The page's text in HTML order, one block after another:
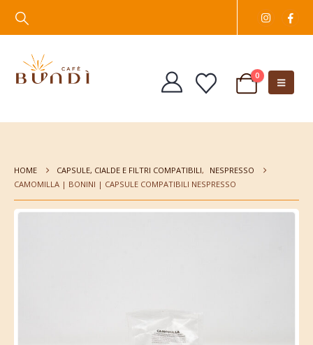
0
HOME CAPSULE, CIALDE E FILTRI COMPATIBILI,
NESPRESSO
CAMOMILLA | BONINI | CAPSULE COMPATIBILI NESPRESSO